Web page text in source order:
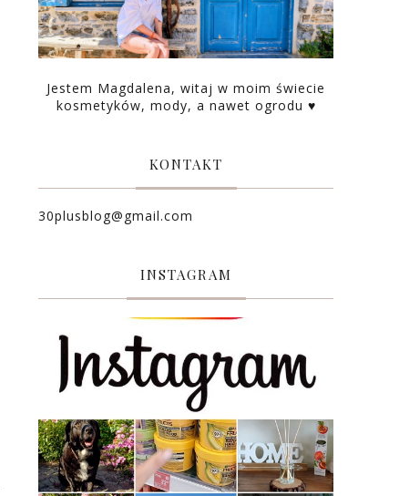
Jestem Magdalena, witaj w moim świecie
kosmetyków, mody, a nawet ogrodu ♥
KONTAKT
30plusblog@gmail.com
INSTAGRAM